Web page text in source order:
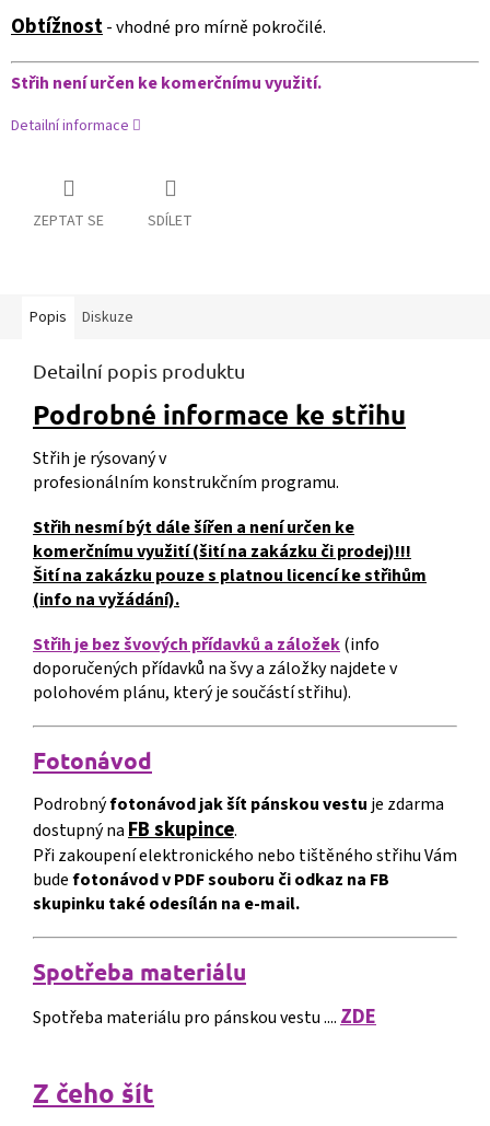
Obtížnost- vhodné pro mírně pokročilé.
Střih není určen ke komerčnímu využití.
Detailní informace
ZEPTAT SE SDÍLET
Popis Diskuze
Detailní popis produktu
Podrobné informace ke střihu
Střih je rýsovaný v
profesionálním konstrukčním programu.
Střih nesmí být dále šířen a není určen ke
komerčnímu využití (šití na zakázku či prodej)!!!
Šití na zakázku pouze s platnou licencí ke střihům
(info na vyžádání).
Střih je bez švových přídavků a záložek(info
doporučených přídavků na švy a záložky najdete v
polohovém plánu, který je součástí střihu).
Fotonávod
Podrobnýfotonávod jak šít pánskou vestu je zdarma
dostupný naFB skupince.
Při zakoupení elektronického nebo tištěného střihu Vám
budefotonávod v PDF souboru či odkaz na FB
skupinku také odesílán na e-mail.
Spotřeba materiálu
Spotřeba materiálu pro pánskou vestu ....ZDE
Z čeho šít